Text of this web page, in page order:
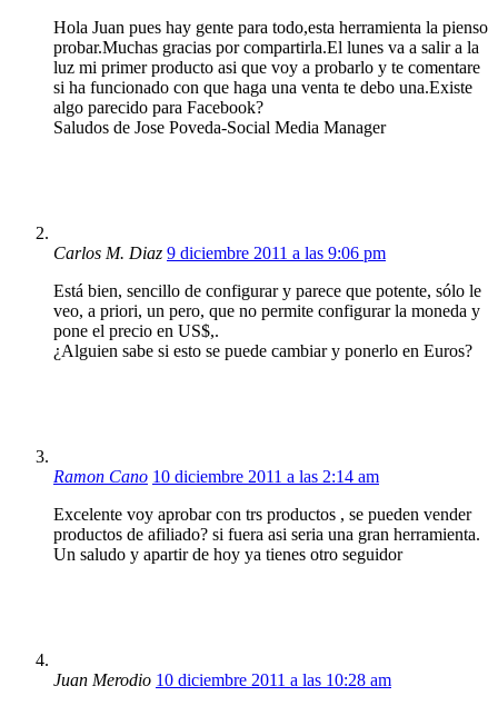
Hola Juan pues hay gente para todo,esta herramienta la pienso
probar.Muchas gracias por compartirla.El lunes va a salir a la
luz mi primer producto asi que voy a probarlo y te comentare
si ha funcionado con que haga una venta te debo una.Existe
algo parecido para Facebook?
Saludos de Jose Poveda-Social Media Manager
Carlos M. Diaz 9 diciembre 2011 a las 9:06 pm
Está bien, sencillo de configurar y parece que potente, sólo le
veo, a priori, un pero, que no permite configurar la moneda y
pone el precio en US$,.
¿Alguien sabe si esto se puede cambiar y ponerlo en Euros?
Ramon Cano 10 diciembre 2011 a las 2:14 am
Excelente voy aprobar con trs productos , se pueden vender
productos de afiliado? si fuera asi seria una gran herramienta.
Un saludo y apartir de hoy ya tienes otro seguidor
Juan Merodio 10 diciembre 2011 a las 10:28 am